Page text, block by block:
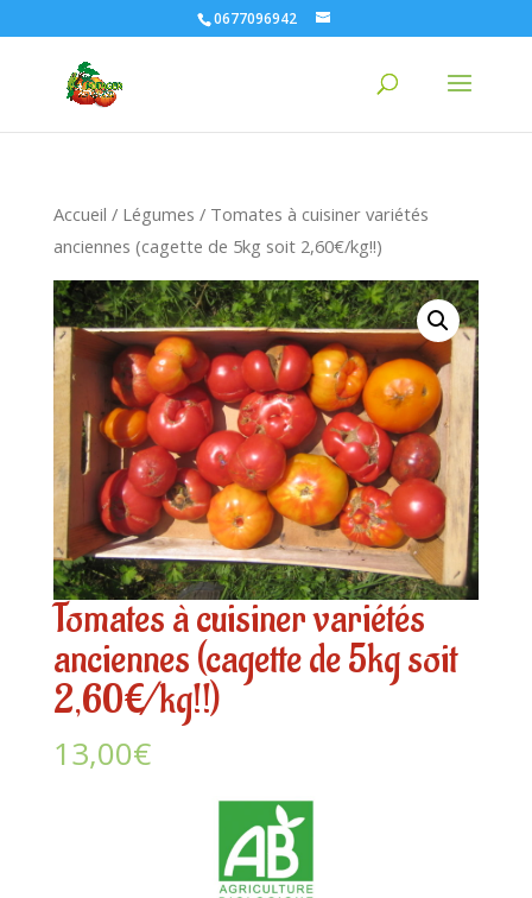
0677096942
Accueil / Légumes / Tomates à cuisiner variétés
anciennes (cagette de 5kg soit 2,60€/kg!!)
Tomates à cuisiner variétés
anciennes (cagette de 5kg soit
2,60€/kg!!)
13,00€